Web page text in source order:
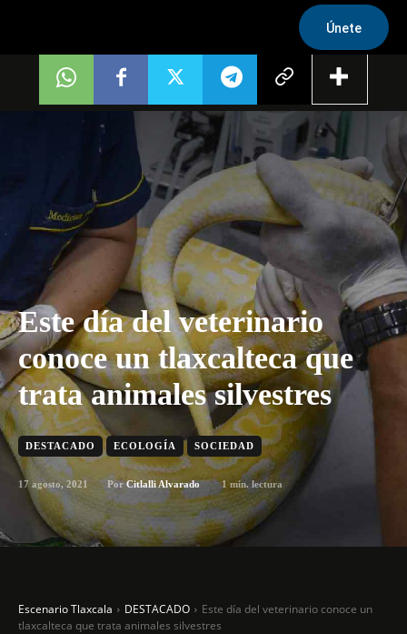
Únete
Este día del veterinario
conoce un tlaxcalteca que
trata animales silvestres
DESTACADO ECOLOGÍA SOCIEDAD
17 agosto, 2021 Por Citlalli Alvarado 1 min. lectura
Escenario Tlaxcala DESTACADO
Este día del veterinario conoce un
tlaxcalteca que trata animales silvestres